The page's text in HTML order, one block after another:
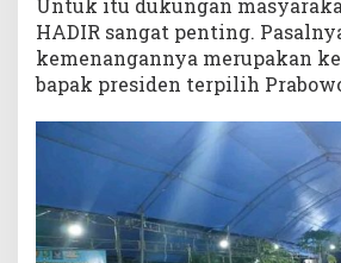
HADIR sangat penting.
kemenangannya merupakan
bapak presiden terpilih